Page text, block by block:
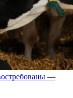
—